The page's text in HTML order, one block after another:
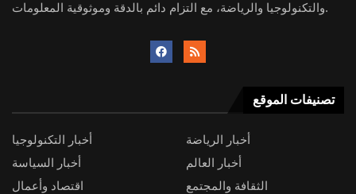
والتكنولوجيا والرياضة، مع التزام دائم بالدقة وموثوقية المعلومات.
تصنيفات الموقع
أخبار التكنولوجيا
أخبار الرياضة
أخبار السياسة
أخبار العالم
اقتصاد وأعمال
الثقافة والمجتمع